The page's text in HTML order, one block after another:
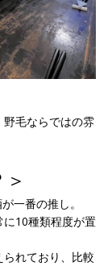
毛ならではの雰
一番の推し。
10種類程度が置
れており、比較